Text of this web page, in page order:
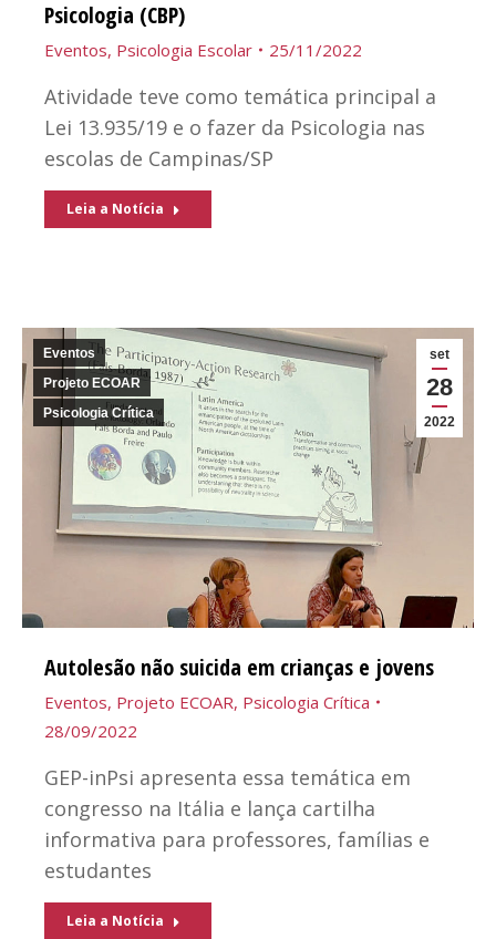
Psicologia (CBP)
Eventos, Psicologia Escolar 25/11/2022
Atividade teve como temática principal a
Lei 13.935/19 e o fazer da Psicologia nas
escolas de Campinas/SP
Leia a Notícia
set
28
2022
Eventos
Projeto ECOAR
Psicologia Crítica
Autolesão não suicida em crianças e jovens
Eventos, Projeto ECOAR, Psicologia Crítica
28/09/2022
GEP-inPsi apresenta essa temática em
congresso na Itália e lança cartilha
informativa para professores, famílias e
estudantes
Leia a Notícia